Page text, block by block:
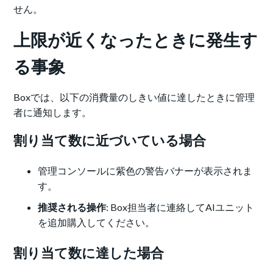
せん。
上限が近くなったときに発生す
る事象
Boxでは、以下の消費量のしきい値に達したときに管理
者に通知します。
割り当て数に近づいている場合
管理コンソールに紫色の警告バナーが表示されま
す。
推奨される操作: Box担当者に連絡してAIユニット
を追加購入してください。
割り当て数に達した場合